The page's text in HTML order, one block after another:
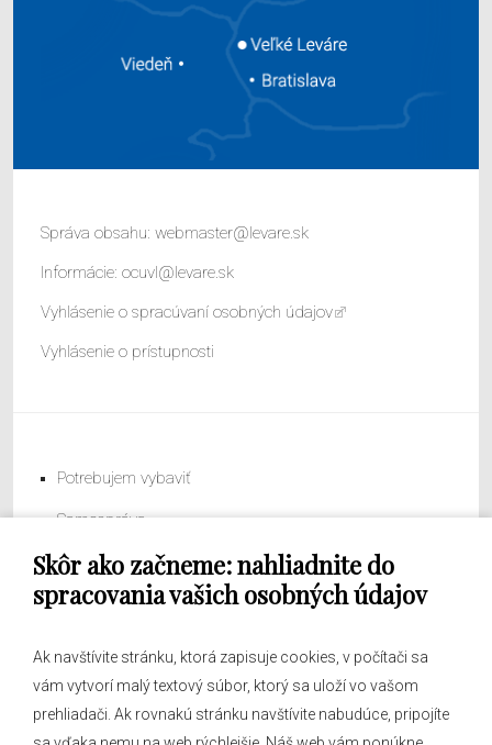
Skôr ako začneme: nahliadnite do
spracovania vašich osobných údajov
Ak navštívite stránku, ktorá zapisuje cookies, v počítači sa
vám vytvorí malý textový súbor, ktorý sa uloží vo vašom
prehliadači. Ak rovnakú stránku navštívite nabudúce, pripojíte
Správa obsahu: webmaster@levare.sk
Informácie: ocuvl@levare.sk
Vyhlásenie o spracúvaní osobných údajov
Vyhlásenie o prístupnosti
Potrebujem vybaviť
Samospráva
Obecný úrad
O obci